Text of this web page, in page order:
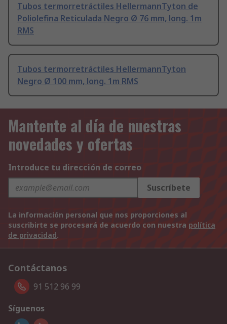
Tubos termorretráctiles HellermannTyton de
Poliolefina Reticulada Negro Ø 76 mm, long. 1m
RMS
Tubos termorretráctiles HellermannTyton
Negro Ø 100 mm, long. 1m RMS
Mantente al día de nuestras
novedades y ofertas
Introduce tu dirección de correo
Suscríbete
La información personal que nos proporciones al
suscribirte se procesará de acuerdo con nuestra política
de privacidad.
Contáctanos
91 512 96 99
Síguenos